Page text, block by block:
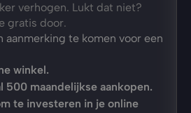
verhogen. Lukt dat niet?
gratis door.
aanmerking te komen voor een
winkel.
500 maandelijkse aankopen.
te investeren in je online